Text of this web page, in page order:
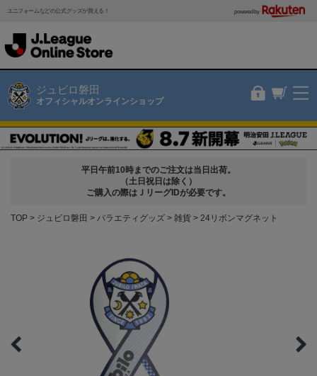
ユニフォームなどの公式グッズが買える！ powered by
ジュビロ磐田
オフィシャルオンラインショップ
平日午前10時までのご注文は当日出荷。
（土日祝日は除く）
ご購入の際はＪリーグIDが必要です。
TOP ジュビロ磐田 バラエティグッズ 雑貨 24リボンマグネット